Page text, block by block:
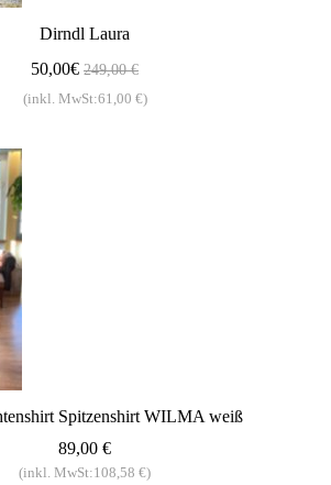
Dirndl Laura
50,00€ 249,00 €
(inkl. MwSt:61,00 €)
Spitzenshirt WILMA weiß
89,00 €
(inkl. MwSt:108,58 €)